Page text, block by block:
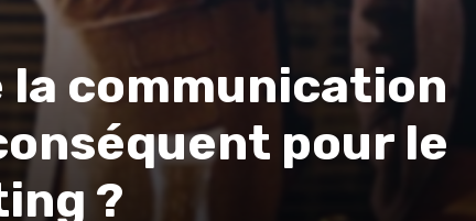
communication
pour le
?